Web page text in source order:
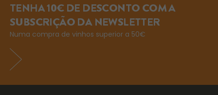
TENHA 10€ DE DESCONTO COM A
SUBSCRIÇÃO DA NEWSLETTER
Numa compra de vinhos superior a 50€